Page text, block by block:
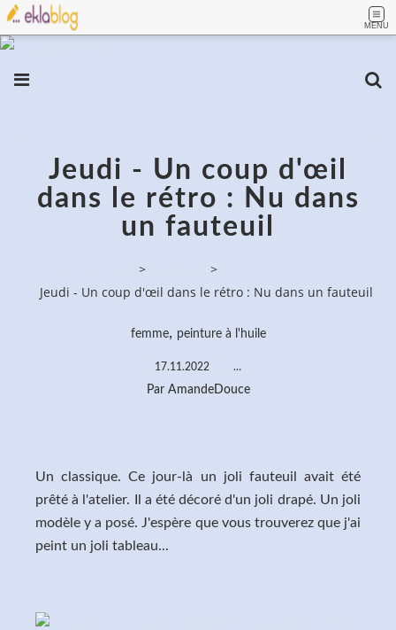
MENU
Jeudi - Un coup d'œil
dans le rétro : Nu dans
un fauteuil
>
>
Jeudi - Un coup d'œil dans le rétro : Nu dans un fauteuil
femme, peinture à l'huile
17.11.2022 …
Par AmandeDouce
Un classique. Ce jour-là un joli fauteuil avait été
prêté à l'atelier. Il a été décoré d'un joli drapé. Un joli
modèle y a posé. J'espère que vous trouverez que j'ai
peint un joli tableau...